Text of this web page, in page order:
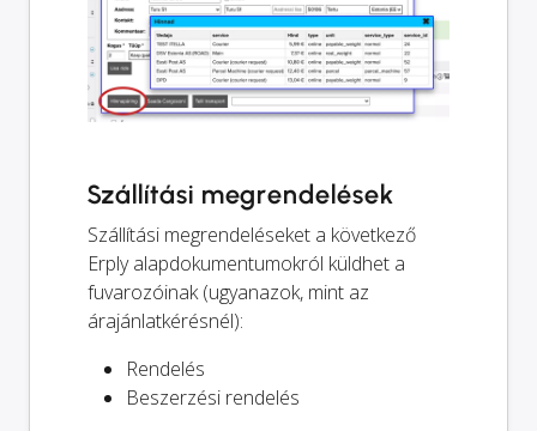
Szállítási megrendelések
Szállítási megrendeléseket a következő
Erply alapdokumentumokról küldhet a
fuvarozóinak (ugyanazok, mint az
árajánlatkérésnél):
Rendelés
Beszerzési rendelés